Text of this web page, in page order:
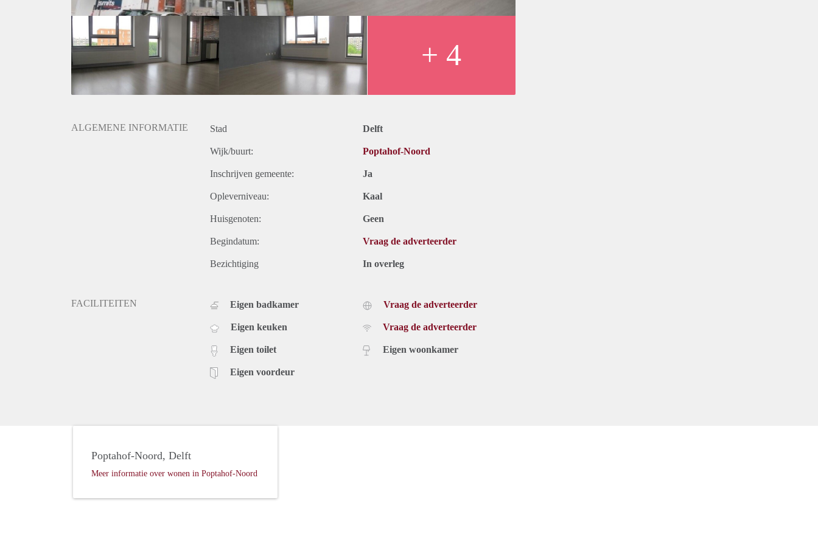
+ 4
ALGEMENE INFORMATIE Stad Delft
Wijk/buurt: Poptahof-Noord
Inschrijven gemeente: Ja
Opleverniveau: Kaal
Huisgenoten: Geen
Begindatum: Vraag de adverteerder
Bezichtiging In overleg
FACILITEITEN Eigen badkamer
Eigen keuken
Eigen toilet
Eigen voordeur
Vraag de adverteerder
Vraag de adverteerder
Eigen woonkamer
Poptahof-Noord, Delft
Meer informatie over wonen in Poptahof-Noord